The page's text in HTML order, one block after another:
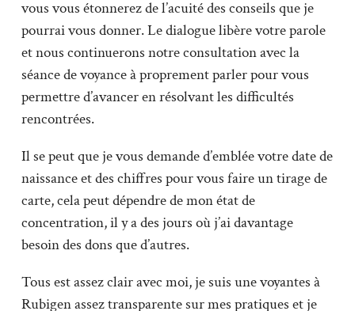
vous vous étonnerez de l’acuité des conseils que je
pourrai vous donner. Le dialogue libère votre parole
et nous continuerons notre consultation avec la
séance de voyance à proprement parler pour vous
permettre d’avancer en résolvant les difficultés
rencontrées.
Il se peut que je vous demande d’emblée votre date de
naissance et des chiffres pour vous faire un tirage de
carte, cela peut dépendre de mon état de
concentration, il y a des jours où j’ai davantage
besoin des dons que d’autres.
Tous est assez clair avec moi, je suis une voyantes à
Rubigen assez transparente sur mes pratiques et je